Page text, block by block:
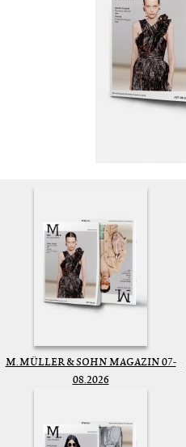
M. MÜLLER & SOHN MAGAZIN 07-
08.2026